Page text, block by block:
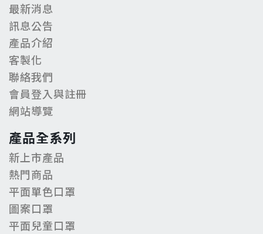
最新消息
訊息公告
產品介紹
客製化
聯絡我們
會員登入與註冊
網站導覽
產品全系列
新上市產品
熱門商品
平面單色口罩
圖案口罩
平面兒童口罩